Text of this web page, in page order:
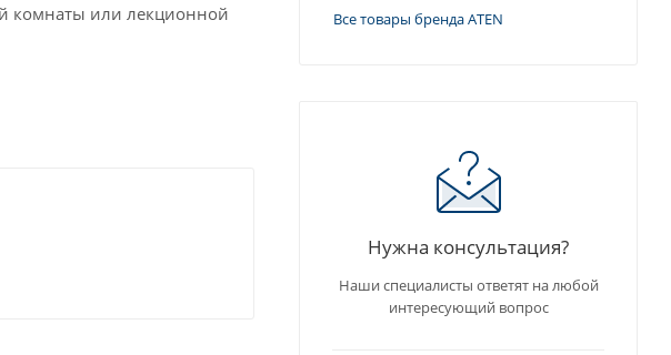
комнаты или лекционной
Все товары бренда ATEN
Нужна консультация?
Наши специалисты ответят на любой
интересующий вопрос